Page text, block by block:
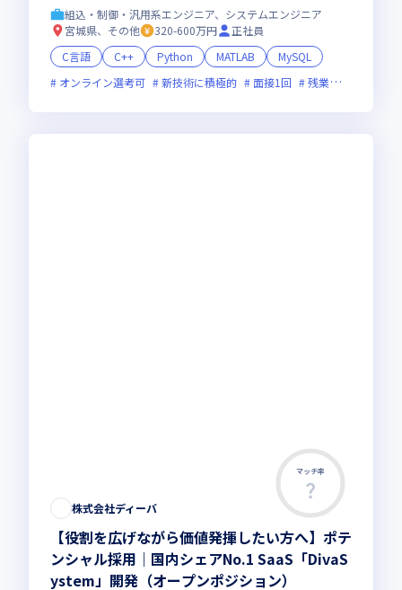
組込・制御・汎用系エンジニア、システムエンジニア
宮城県、その他
320-600万円
正社員
C言語
C++ Python MATLAB
MySQL
オンライン選考可
新技術に積極的 面接1回 残業月20時間未満
マッチ率
株式会社ディーバ
【役割を広げながら価値発揮したい方へ】ポテ
ンシャル採用｜国内シェアNo.1 SaaS「DivaS
ystem」開発（オープンポジション）